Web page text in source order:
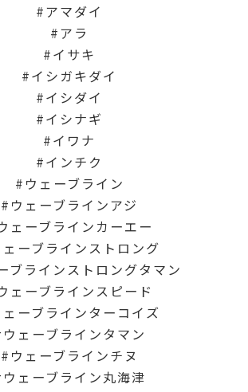
アマダイ
アラ
イサキ
イシガキダイ
イシダイ
イシナギ
イワナ
インチク
ウェーブライン
ウェーブラインアジ
ェーブラインカーエー
ェーブラインストロング
ブラインストロングタマン
ェーブラインスピード
ェーブラインターコイズ
ウェーブラインタマン
ウェーブラインチヌ
ウェーブライン丸海津